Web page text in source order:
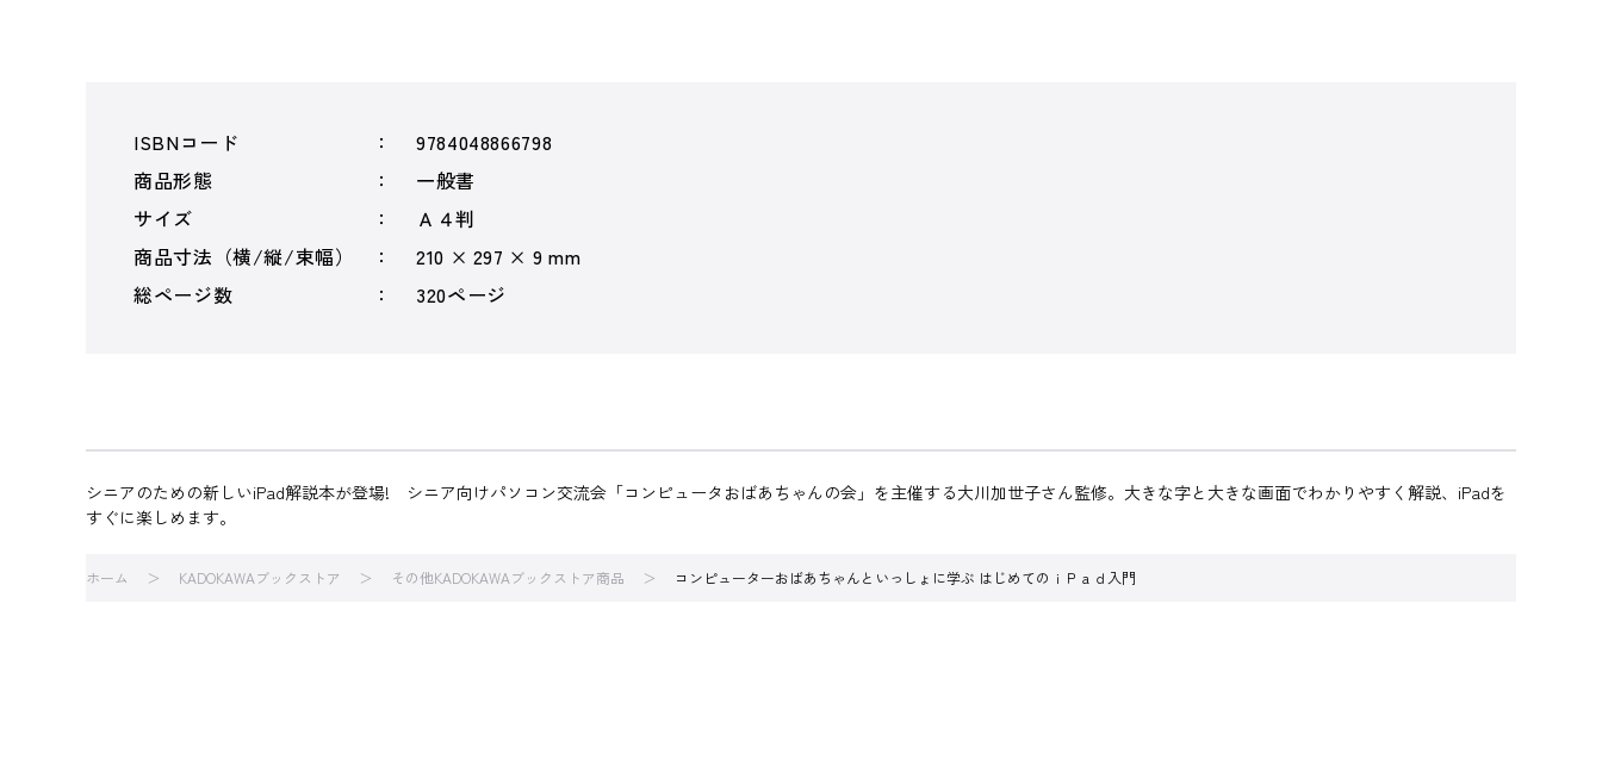
ISBNコード
9784048866798
商品形態
一般書
サイズ
Ａ４判
商品寸法（横/縦/束幅）
210 × 297 × 9 mm
総ページ数
320ページ
シニアのための新しいiPad解説本が登場! シニア向けパソコン交流会「コンピュータおばあちゃんの会」を主催する大川加世子さん監修。大きな字と大きな画面でわかりやすく解説、iPadを
すぐに楽しめます。
ホーム KADOKAWAブックストア その他KADOKAWAブックストア商品 コンピューターおばあちゃんといっしょに学ぶ はじめてのｉＰａｄ入門